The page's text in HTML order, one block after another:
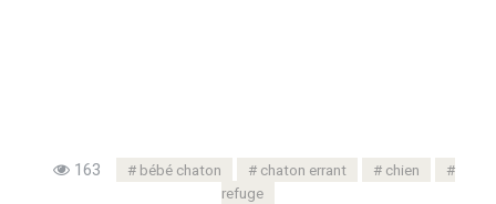
163 bébé chaton chaton errant
chien
refuge